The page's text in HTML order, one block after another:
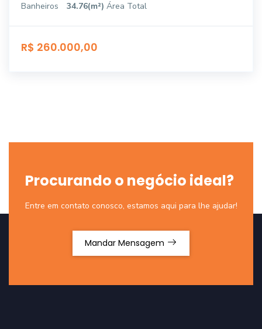
Banheiros 34.76(m²) Área Total
R$ 260.000,00
Procurando o negócio ideal?
Entre em contato conosco, estamos aqui para lhe ajudar!
Mandar Mensagem